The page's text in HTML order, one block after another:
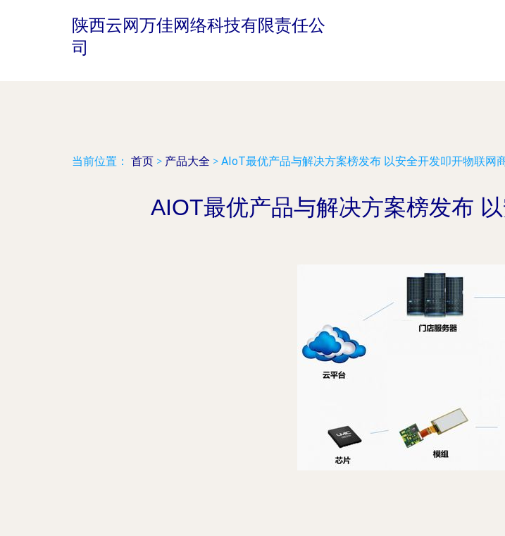
陕西云网万佳网络科技有限责任公
司
当前位置： 首页 > 产品大全 > AIoT最优产品与解决方案榜发布 以安全开发叩开物联网
AIOT最优产品与解决方案榜发布